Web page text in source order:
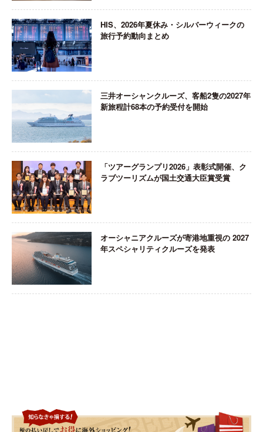
HIS、2026年夏休み・シルバーウィークの
旅行予約動向まとめ
三井オーシャンクルーズ、客船2隻の2027年
新旅程計68本の予約受付を開始
「ツアーグランプリ2026」表彰式開催、ク
ラブツーリズムが国土交通大臣賞受賞
オーシャニアクルーズが寄港地重視の 2027
年スペシャリティクルーズを発表